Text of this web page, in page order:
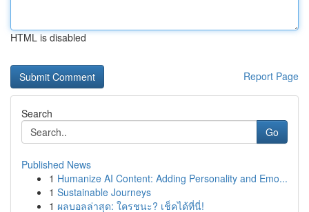
HTML is disabled
Report Page
Search
Go
Published News
1 Humanize AI Content: Adding Personality and Emo...
1 Sustainable Journeys
1 ผลบอลล่าสุด: ใครชนะ? เช็คได้ที่นี่!